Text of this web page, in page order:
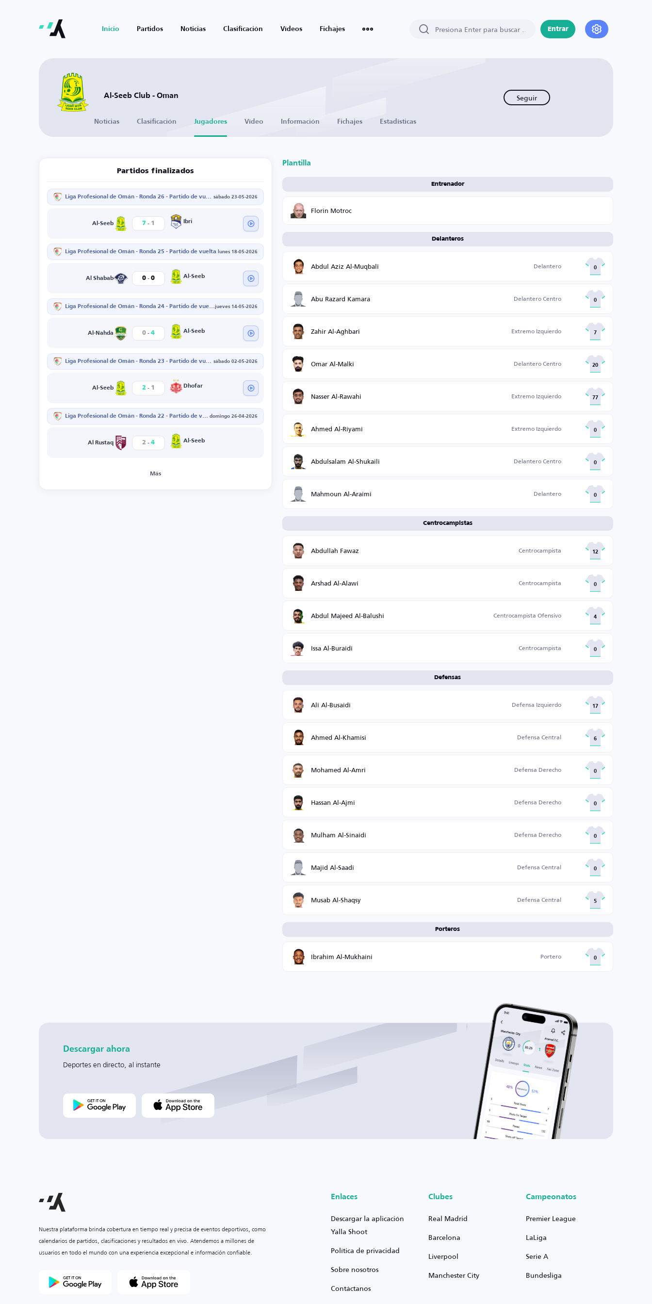
Inicio Partidos Noticias Clasificación Vídeos Fichajes Entrar
Al-Seeb Club - Oman Seguir
Noticias Clasificación Jugadores Vídeo Información Fichajes Estadísticas
Partidos finalizados
Liga Profesional de Omán - Ronda 26 - Partido de vuelta sábado 23-05-2026
Al-Seeb 7 - 1 Ibri
Liga Profesional de Omán - Ronda 25 - Partido de vuelta lunes 18-05-2026
Al Shabab 0 - 0 Al-Seeb
Liga Profesional de Omán - Ronda 24 - Partido de vueltajueves 14-05-2026
Al-Nahda 0 - 4 Al-Seeb
Liga Profesional de Omán - Ronda 23 - Partido de vuelta sábado 02-05-2026
Al-Seeb 2 - 1 Dhofar
Liga Profesional de Omán - Ronda 22 - Partido de vuelta domingo 26-04-2026
Al Rustaq 2 - 4 Al-Seeb
Más
Plantilla
Entrenador
Florin Motroc
Delanteros
Abdul Aziz Al-Muqbali Delantero 0
Abu Razard Kamara Delantero Centro 0
Zahir Al-Aghbari Extremo Izquierdo 7
Omar Al-Malki Delantero Centro 20
Nasser Al-Rawahi Extremo Izquierdo 77
Ahmed Al-Riyami Extremo Izquierdo 0
Abdulsalam Al-Shukaili Delantero Centro 0
Mahmoun Al-Araimi Delantero 0
Centrocampistas
Abdullah Fawaz Centrocampista 12
Arshad Al-Alawi Centrocampista 0
Abdul Majeed Al-Balushi Centrocampista Ofensivo 4
Issa Al-Buraidi Centrocampista 0
Defensas
Ali Al-Busaidi Defensa Izquierdo 17
Ahmed Al-Khamisi Defensa Central 6
Mohamed Al-Amri Defensa Derecho 0
Hassan Al-Ajmi Defensa Derecho 0
Mulham Al-Sinaidi Defensa Derecho 0
Majid Al-Saadi Defensa Central 0
Musab Al-Shaqsy Defensa Central 5
Porteros
Ibrahim Al-Mukhaini Portero 0
Descargar ahora
Deportes en directo, al instante
Nuestra plataforma brinda cobertura en tiempo real y precisa de eventos deportivos, como
calendarios de partidos, clasificaciones y resultados en vivo. Atendemos a millones de
usuarios en todo el mundo con una experiencia excepcional e información confiable.
Enlaces
Descargar la aplicación
Yalla Shoot
Política de privacidad
Sobre nosotros
Contáctanos
Clubes
Real Madrid
Barcelona
Liverpool
Manchester City
Campeonatos
Premier League
LaLiga
Serie A
Bundesliga